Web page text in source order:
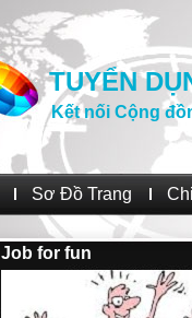
TUYỂN
Kết nối Cộng
Sơ Đồ Trang
Job for fun